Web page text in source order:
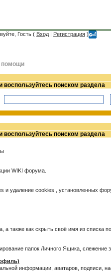
Гость ( Вход | Регистрация )
помощи
воспользуйтесь поиском раздела
воспользуйтесь поиском раздела
WIKI форума.
и удаление cookies , установленных
а также как скрыть своё имя из списка
папок Личного Ящика,
информации, аватаров,